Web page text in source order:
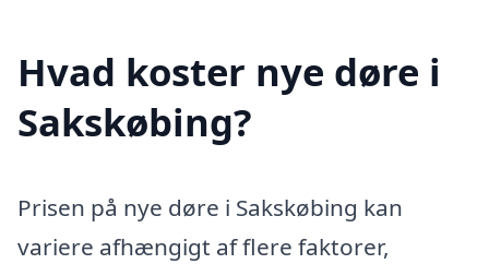
Hvad koster nye døre i
Sakskøbing?
Prisen på nye døre i Sakskøbing kan
variere afhængigt af flere faktorer,